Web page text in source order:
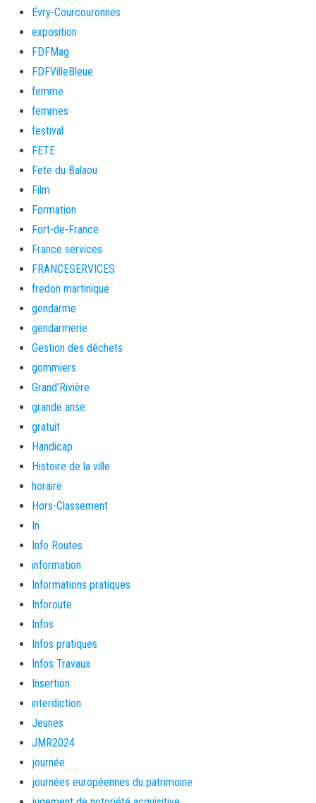
Évry-Courcouronnes
exposition
FDFMag
FDFVilleBleue
femme
femmes
festival
FETE
Fete du Balaou
Film
Formation
Fort-de-France
France services
FRANCESERVICES
fredon martinique
gendarme
gendarmerie
Gestion des déchets
gommiers
Grand'Rivière
grande anse
gratuit
Handicap
Histoire de la ville
horaire
Hors-Classement
In
Info Routes
information
Informations pratiques
Inforoute
Infos
Infos pratiques
Infos Travaux
Insertion
interdiction
Jeunes
JMR2024
journée
journées européennes du patrimoine